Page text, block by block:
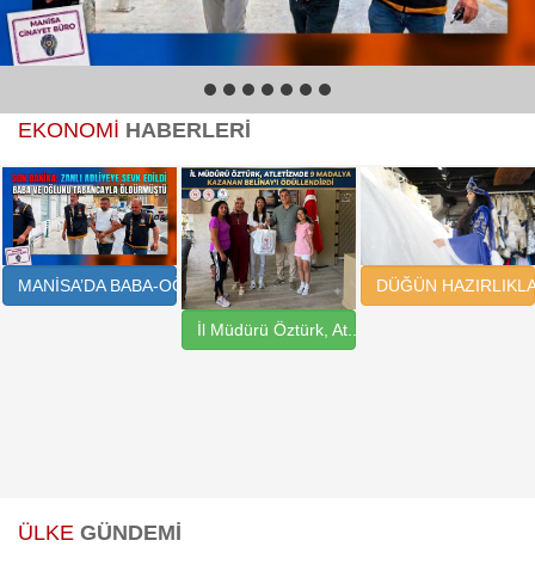
Anketler
1 2 3 4 5 6 7
EKONOMİ HABERLERİ
MANİSA’DA BABA-OĞUL ..
İl Müdürü Öztürk, At..
DÜĞÜN
ÜLKE GÜNDEMİ